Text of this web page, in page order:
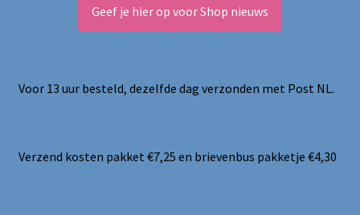
Geef je hier op voor Shop nieuws
Voor 13 uur besteld, dezelfde dag verzonden met Post NL.
Verzend kosten pakket €7,25 en brievenbus pakketje €4,30